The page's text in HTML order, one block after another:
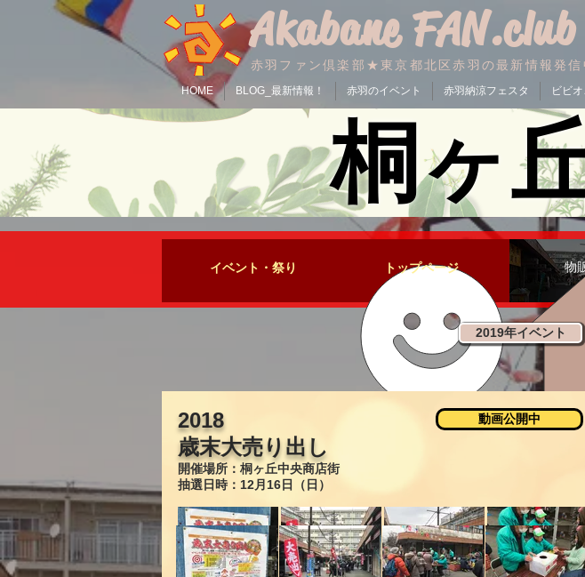
Akabane FAN.club
赤羽ファン倶楽部★東京都北区赤羽の最新情報発信
HOME BLOG_最新情報！ 赤羽のイベント 赤羽納涼フェスタ ビビ
桐ヶ
イベント・祭り ​トップページ 物
2019年イベント
2018
歳末大売り出し
開催場所：桐ヶ丘中央商店街
抽選日時：12月16日（日）
動画公開中